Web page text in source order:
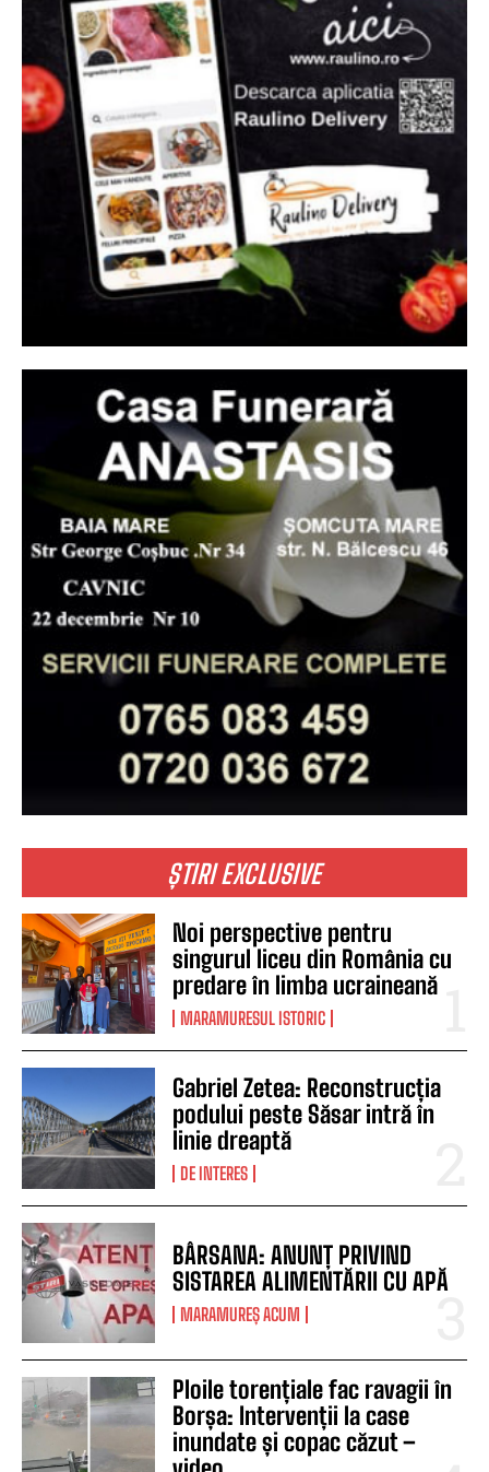
ȘTIRI EXCLUSIVE
Noi perspective pentru
singurul liceu din România cu
predare în limba ucraineană
MARAMURESUL ISTORIC
Gabriel Zetea: Reconstrucția
podului peste Săsar intră în
linie dreaptă
DE INTERES
BÂRSANA: ANUNȚ PRIVIND
SISTAREA ALIMENTĂRII CU APĂ
MARAMUREȘ ACUM
Ploile torențiale fac ravagii în
Borșa: Intervenții la case
inundate și copac căzut –